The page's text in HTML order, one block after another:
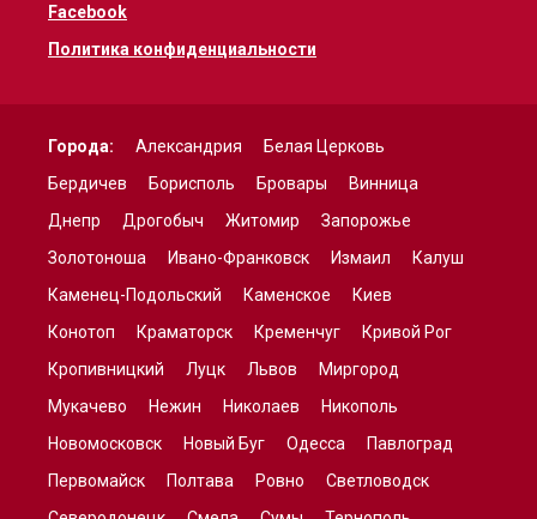
Facebook
Политика конфиденциальности
Города: Александрия
Белая Церковь
Бердичев
Борисполь Бровары
Винница
Днепр
Дрогобыч Житомир
Запорожье
Золотоноша
Ивано-Франковск Измаил
Калуш
Каменец-Подольский
Каменское
Киев
Конотоп
Краматорск Кременчуг
Кривой Рог
Кропивницкий
Луцк Львов
Миргород
Мукачево
Нежин Николаев
Никополь
Новомосковск
Новый Буг Одесса
Павлоград
Первомайск
Полтава Ровно
Светловодск